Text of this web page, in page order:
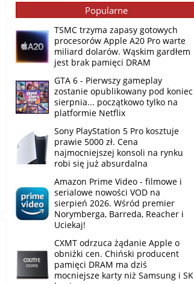
Popularne
TSMC trzyma zapasy gotowych
procesorów Apple A20 Pro warte
miliard dolarów. Wąskim gardłem
jest brak pamięci DRAM
GTA 6 - Pierwszy gameplay
zostanie opublikowany pod koniec
sierpnia... początkowo tylko na
platformie Netflix
Sony PlayStation 5 Pro kosztuje
prawie 5000 zł. Cena
najmocniejszej konsoli na rynku
robi się już absurdalna
Amazon Prime Video - filmowe i
serialowe nowości VOD na
sierpień 2026. Wśród premier
Norymberga, Barreda, Reacher i
Uciekaj!
CXMT odrzuca żądanie Apple o
obniżki cen. Chiński producent
pamięci DRAM ma dziś
mocniejsze karty niż Samsung i SK